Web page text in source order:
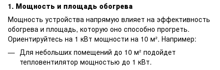
1. Мощность и площадь обогрева
Мощность устройства напрямую влияет на эффективность
обогрева и площадь, которую оно способно прогреть.
Ориентируйтесь на 1 кВт мощности на 10 м². Например:
Для небольших помещений до 10 м² подойдет
тепловентилятор мощностью до 1 кВт.